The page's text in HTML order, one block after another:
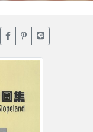
臉書分享(另開新視窗)
噗浪分享(另開新
Line分享(另